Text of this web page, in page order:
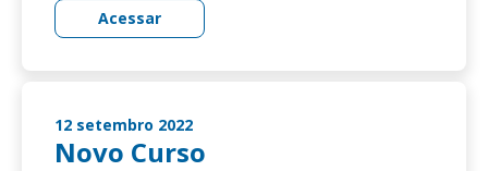
Acessar
12 setembro 2022
Novo Curso